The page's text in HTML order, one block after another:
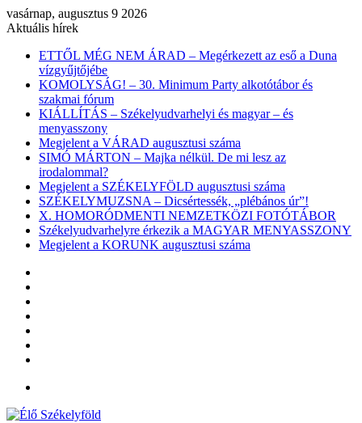
vasárnap, augusztus 9 2026
Aktuális hírek
ETTŐL MÉG NEM ÁRAD – Megérkezett az eső a Duna
vízgyűjtőjébe
KOMOLYSÁG! – 30. Minimum Party alkotótábor és
szakmai fórum
KIÁLLÍTÁS – Székelyudvarhelyi és magyar – és
menyasszony
Megjelent a VÁRAD augusztusi száma
SIMÓ MÁRTON – Majka nélkül. De mi lesz az
irodalommal?
Megjelent a SZÉKELYFÖLD augusztusi száma
SZÉKELYMUZSNA – Dicsértessék, „plébános úr”!
X. HOMORÓDMENTI NEMZETKÖZI FOTÓTÁBOR
Székelyudvarhelyre érkezik a MAGYAR MENYASSZONY
Megjelent a KORUNK augusztusi száma